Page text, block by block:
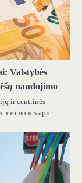
Valstybės
naudojimo
ir centrinės
nuomonės apie